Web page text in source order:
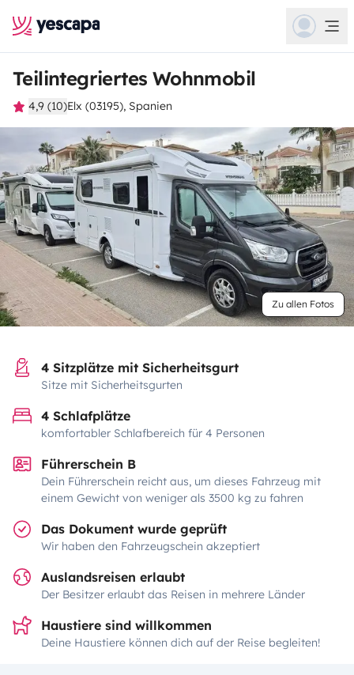
Teilintegriertes Wohnmobil
4,9 (10)Elx (03195), Spanien
Zu allen Fotos
4 Sitzplätze mit Sicherheitsgurt
Sitze mit Sicherheitsgurten
4 Schlafplätze
komfortabler Schlafbereich für 4 Personen
Führerschein B
Dein Führerschein reicht aus, um dieses Fahrzeug mit
einem Gewicht von weniger als 3500 kg zu fahren
Das Dokument wurde geprüft
Wir haben den Fahrzeugschein akzeptiert
Auslandsreisen erlaubt
Der Besitzer erlaubt das Reisen in mehrere Länder
Haustiere sind willkommen
Deine Haustiere können dich auf der Reise begleiten!